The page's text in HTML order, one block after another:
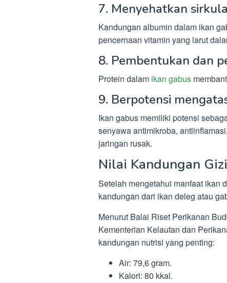
7. Menyehatkan
Kandungan albumin dalam ikan
pencernaan vitamin yang larut
8. Pembentukan dan
Protein dalam ikan gabus
9. Berpotensi
Ikan gabus memiliki potensi
senyawa antimikroba,
jaringan rusak.
Nilai Kandungan
Setelah mengetahui manfaat ikan
kandungan dari ikan deleg atau
Menurut Balai Riset Perikanan
Kementerian Kelautan dan
kandungan nutrisi yang penting:
Air: 79,6 gram.
Kalori: 80 kkal.